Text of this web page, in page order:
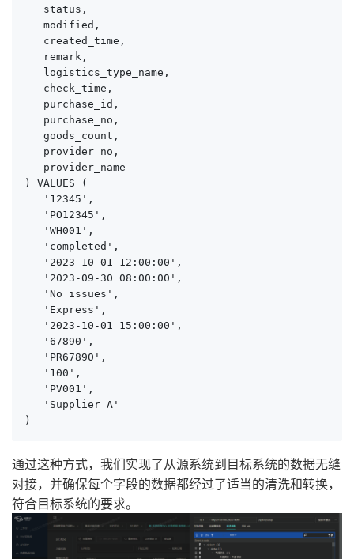
   status,
   modified,
   created_time,
   remark,
   logistics_type_name,
   check_time,
   purchase_id,
   purchase_no,
   goods_count,
   provider_no,
   provider_name
) VALUES (
   '12345',
   'PO12345',
   'WH001',
   'completed',
   '2023-10-01 12:00:00',
   '2023-09-30 08:00:00',
   'No issues',
   'Express',
   '2023-10-01 15:00:00',
   '67890',
   'PR67890',
   '100',
   'PV001',
   'Supplier A'
)
通过这种方式，我们实现了从源系统到目标系统的数据无缝
对接，并确保每个字段的数据都经过了适当的清洗和转换，
符合目标系统的要求。